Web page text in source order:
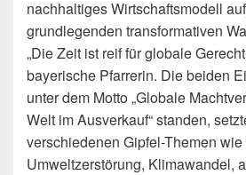
nachhaltiges Wirtschaftsmodell
grundlegenden transformativen
„Die Zeit ist reif für globale
bayerische Pfarrerin. Die beiden
unter dem Motto „Globale
Welt im Ausverkauf“ standen,
verschiedenen Gipfel-Themen
Umweltzerstörung, Klimawandel,